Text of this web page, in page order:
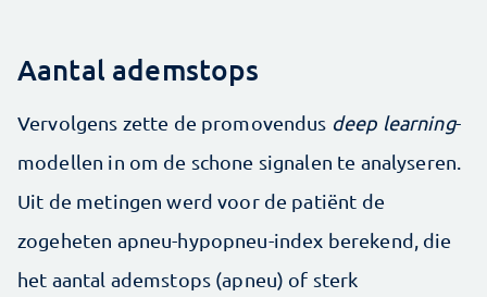
Aantal ademstops
Vervolgens zette de promovendus deep learning-
modellen in om de schone signalen te analyseren.
Uit de metingen werd voor de patiënt de
zogeheten apneu-hypopneu-index berekend, die
het aantal ademstops (apneu) of sterk